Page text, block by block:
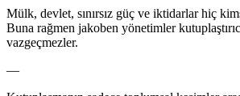
Mülk, devlet, sınırsız güç ve iktidarlar hiç
Buna rağmen jakoben yönetimler
vazgeçmezler.
—